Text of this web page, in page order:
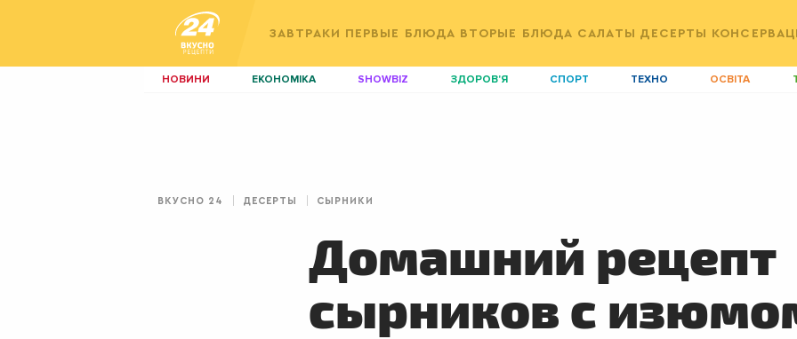
ЗАВТРАКИ ПЕРВЫЕ БЛЮДА ВТОРЫЕ БЛЮДА САЛАТЫ ДЕСЕРТЫ
НОВИНИ ЕКОНОМІКА SHOWBIZ ЗДОРОВ'Я СПОРТ ТЕХНО ОСВІТА
ВКУСНО 24 ДЕСЕРТЫ СЫРНИКИ
Домашний рецепт
сырников с